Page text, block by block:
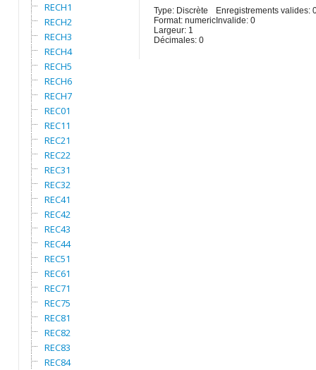
RECH1
RECH2
RECH3
RECH4
RECH5
RECH6
RECH7
REC01
REC11
REC21
REC22
REC31
REC32
REC41
REC42
REC43
REC44
REC51
REC61
REC71
REC75
REC81
REC82
REC83
REC84
Type: Discrète
Format: numeric
Largeur: 1
Décimales: 0
Enregistrements valides:
Invalide: 0